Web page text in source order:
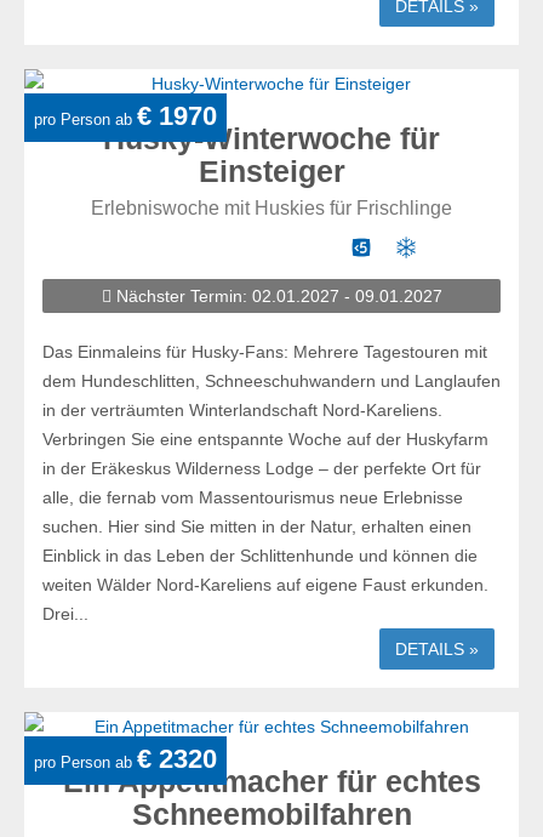
DETAILS »
pro Person ab € 1970
Husky-Winterwoche für
Einsteiger
Erlebniswoche mit Huskies für Frischlinge
Nächster Termin: 02.01.2027 - 09.01.2027
Das Einmaleins für Husky-Fans: Mehrere Tagestouren mit
dem Hundeschlitten, Schneeschuhwandern und Langlaufen
in der verträumten Winterlandschaft Nord-Kareliens.
Verbringen Sie eine entspannte Woche auf der Huskyfarm
in der Eräkeskus Wilderness Lodge – der perfekte Ort für
alle, die fernab vom Massentourismus neue Erlebnisse
suchen. Hier sind Sie mitten in der Natur, erhalten einen
Einblick in das Leben der Schlittenhunde und können die
weiten Wälder Nord-Kareliens auf eigene Faust erkunden.
Drei...
DETAILS »
pro Person ab € 2320
Ein Appetitmacher für echtes
Schneemobilfahren